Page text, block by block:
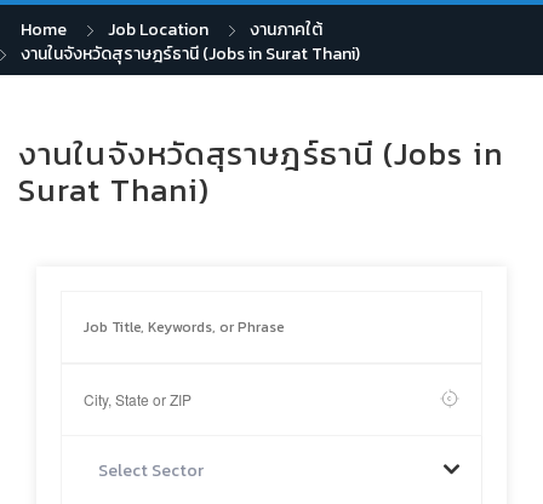
Home Job Location
งานภาคใต้
งานในจังหวัดสุราษฎร์ธานี (Jobs in Surat Thani)
งานในจังหวัดสุราษฎร์ธานี (Jobs in
Surat Thani)
Select Sector